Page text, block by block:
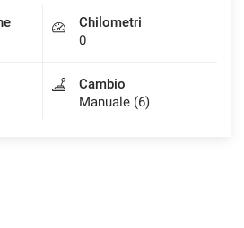
Chilometri
0
Cambio
Manuale (6)